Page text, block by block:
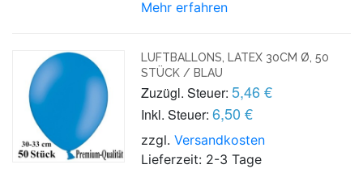
Mehr erfahren
LUFTBALLONS, LATEX 30CM Ø, 50
STÜCK / BLAU
Zuzügl. Steuer: 5,46 €
Inkl. Steuer: 6,50 €
zzgl.Versandkosten
Lieferzeit: 2-3 Tage